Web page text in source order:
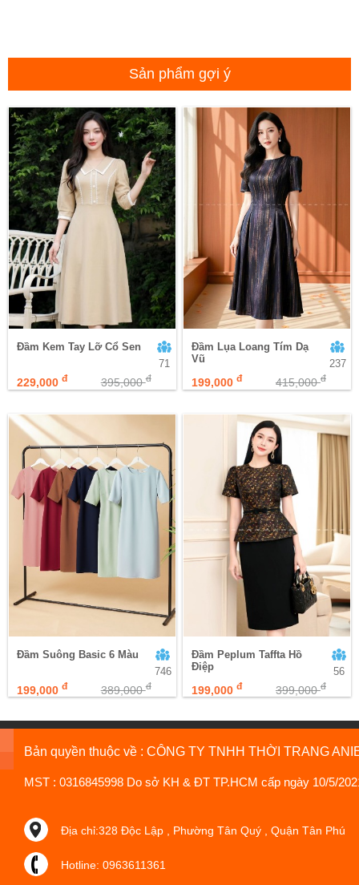
Sản phẩm gợi ý
Đầm Kem Tay Lỡ Cổ Sen
229,000đ 395,000đ
71
Đầm Lụa Loang Tím Dạ
Vũ
199,000đ 415,000đ
237
Đầm Suông Basic 6 Màu
199,000đ 389,000đ
746
Đầm Peplum Taffta Hồ
Điệp
199,000đ 399,000đ
56
Bản quyền thuộc về : CÔNG TY TNHH THỜI TRANG
MST : 0316845998 Do sở KH & ĐT TP.HCM cấp ngày 10/5/
Địa chỉ:328 Độc Lập , Phường Tân Quý , Quận Tân Phú
Hotline: 0963611361